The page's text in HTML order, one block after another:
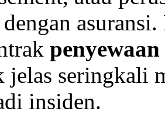
jelas seringkali
insiden.